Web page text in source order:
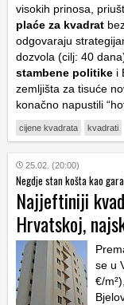
visokih prinosa,
plaće za kvadrat
odgovaraju
dozvola (cilj: 40
stambene politike i
zemljišta za tisuće
konačno napustili
cijene kvadrata kvadrati
25.02. (20:00)
Negdje stan košta kao
Najjeftiniji
Hrvatskoj,
se u
€/